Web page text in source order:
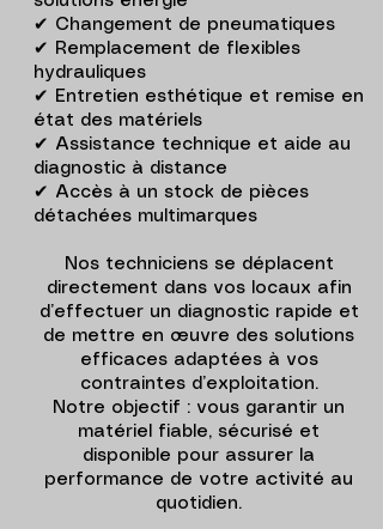
✔ Changement de pneumatiques
✔ Remplacement de flexibles
hydrauliques
✔ Entretien esthétique et remise en
état des matériels
✔ Assistance technique et aide au
diagnostic à distance
✔ Accès à un stock de pièces
détachées multimarques
Nos techniciens se déplacent
directement dans vos locaux afin
d’effectuer un diagnostic rapide et
de mettre en œuvre des solutions
efficaces adaptées à vos
contraintes d’exploitation.
Notre objectif : vous garantir un
matériel fiable, sécurisé et
disponible pour assurer la
performance de votre activité au
quotidien.